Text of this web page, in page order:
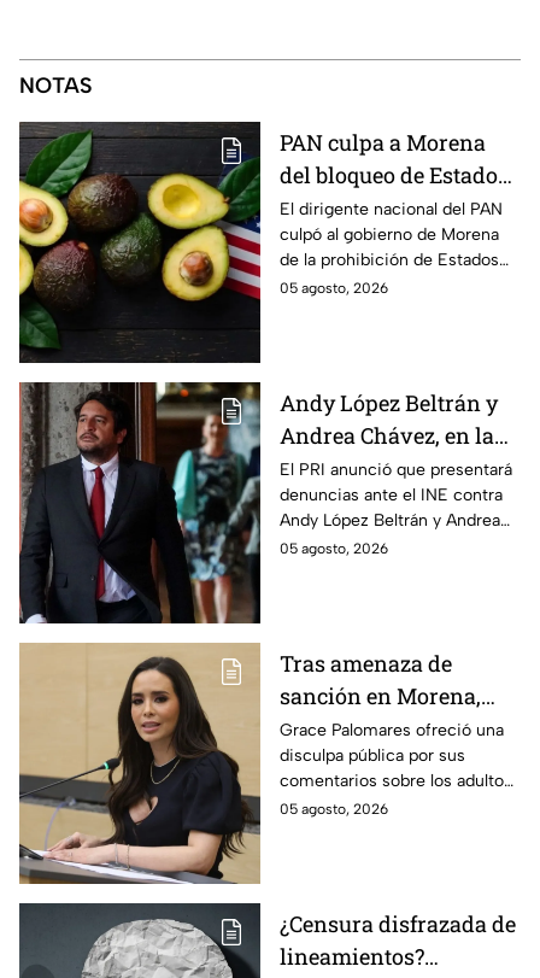
NOTAS
PAN culpa a Morena
del bloqueo de Estados
Unidos al aguacate de
Michoacán
El dirigente nacional del PAN
culpó al gobierno de Morena
de la prohibición de Estados
Unidos para exportar aguacate
05 agosto, 2026
Andy López Beltrán y
Andrea Chávez, en la
mira del PRI por
presuntos actos
anticipados de
campaña
El PRI anunció que presentará
denuncias ante el INE contra
Andy López Beltrán y Andrea
Chávez, al acusarlos de realizar
05 agosto, 2026
Tras amenaza de
sanción en Morena,
Grace Palomares pide
perdón a adultos
mayores
Grace Palomares ofreció una
disculpa pública por sus
comentarios sobre los adultos
mayores y aseguró que acatará
05 agosto, 2026
¿Censura disfrazada de
lineamientos?